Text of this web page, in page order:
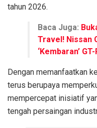
tahun 2026.
Baca Juga:
Travel! Nissan
‘Kembaran’
Dengan memanfaatkan
terus berupaya
mempercepat inisiatif
tengah persaingan